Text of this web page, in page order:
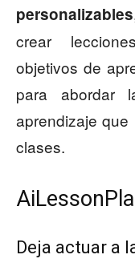
personalizables
crear
objetivos de
para abordar
aprendizaje
clases.
Deja actuar a